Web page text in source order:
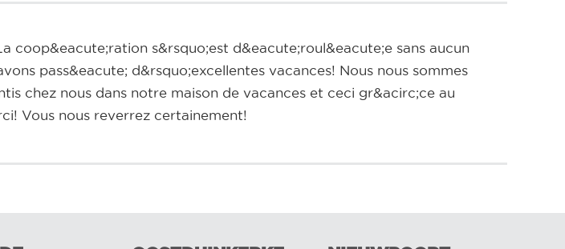
coop&eacute;ration s&rsquo;est d&eacute;roul&eacute;e sans aucun
pass&eacute; d&rsquo;excellentes vacances! Nous nous sommes
chez nous dans notre maison de vacances et ceci gr&acirc;ce au
Vous nous reverrez certainement!